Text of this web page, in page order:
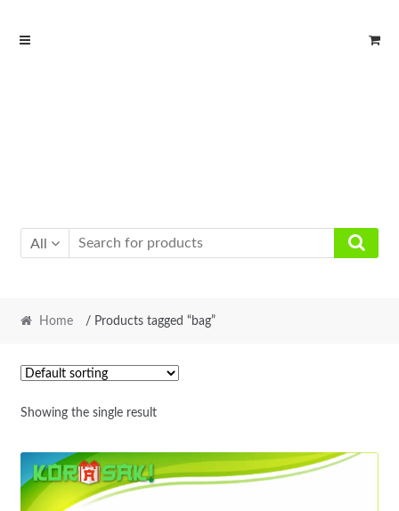
Skip
Skip
All
Home / Products tagged “bag”
Showing the single result